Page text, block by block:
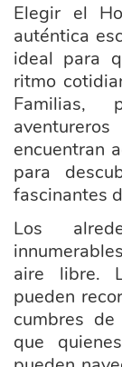
Elegir el
auténtica
ideal para
ritmo
Familias,
encuentran
para
fascinantes
Los
aire libre.
pueden
cumbres de
que